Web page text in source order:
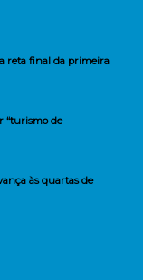
reta final da primeira
“turismo de
às quartas de